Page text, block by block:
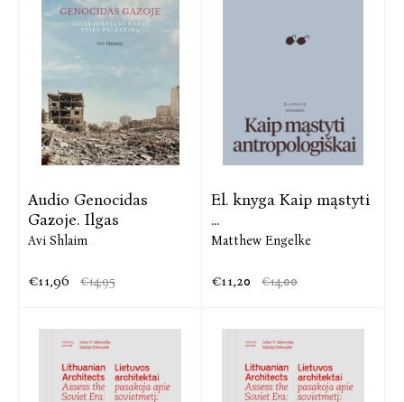
Audio Genocidas
Gazoje. Ilgas
Avi Shlaim
€11,96 €14,95
El. knyga Kaip mąstyti
...
Matthew Engelke
€11,20 €14,00